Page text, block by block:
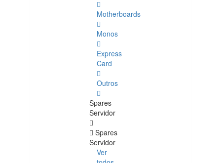
Motherboards
Monos
Express
Card
Outros
Spares
Servidor
Spares
Servidor
Ver